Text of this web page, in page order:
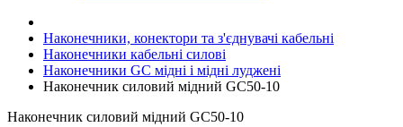
Наконечники, конектори та з'єднувачі кабельні
Наконечники кабельні силові
Наконечники GC мідні і мідні луджені
Наконечник силовий мідний GC50-10
Наконечник силовий мідний GC50-10